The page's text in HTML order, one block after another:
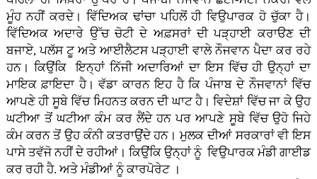
ਮੂੰਹ ਨਹੀਂ ਕਰਦੇ। ਵਿੱਦਿਅਕ ਢਾਂਚਾ ਪਹਿਲੋਂ ਹੀ ਵਿਉਪਾਰਕ ਹੋ ਚੁੱਕਾ ਹੈ।
ਵਿੱਦਿਅਕ ਅਦਾਰੇ ਉੱਚ ਚੋਟੀ ਦੇ ਅਫ਼ਸਰਾਂ ਦੀ ਪੜ੍ਹਾਈ ਕਰਾੳਣ ਦੀ
ਬਜਾਏ, ਪਲੱਸ ਟੂ ਅਤੇ ਆਈਲੈਟਸ ਪੜ੍ਹਾਈ ਵਾਲੇ ਨੌਜਵਾਨ ਪੈਦਾ ਕਰ ਰਹੇ
ਹਨ। ਕਿਉਂਕਿ ਇਨ੍ਹਾਂ ਨਿੱਜੀ ਅਦਾਰਿਆਂ ਦਾ ਇਸ ਵਿੱਚ ਹੀ ਉਨ੍ਹਾਂ ਦਾ
ਮਾਇਕ ਫ਼ਾਇਦਾ ਹੈ। ਵੱਡਾ ਕਾਰਨ ਇਹ ਹੈ ਕਿ ਪੰਜਾਬ ਦੇ ਨੌਜਵਾਨਾਂ ਵਿੱਚ
ਆਪਣੇ ਹੀ ਸੂਬੇ ਵਿੱਚ ਮਿਹਨਤ ਕਰਨ ਦੀ ਘਾਟ ਹੈ। ਵਿਦੇਸ਼ਾਂ ਵਿੱਚ ਜਾ ਕੇ ਉਹ
ਘਟੀਆ ਤੋਂ ਘਟੀਆ ਕੰਮ ਕਰ ਲੈਂਦੇ ਹਨ ਪਰ ਆਪਣੇ ਸੂਬੇ ਵਿੱਚ ਉਹੋ ਜਿਹੇ
ਕੰਮ ਕਰਨ ਤੋਂ ਉਹ ਕੰਨੀ ਕਤਰਾਉਂਦੇ ਹਨ। ਮੁਲਕ ਦੀਆਂ ਸਰਕਾਰਾਂ ਵੀ ਇਸ
ਪਾਸੇ ਤਵੱਜੋ ਨਹੀਂ ਦੇ ਰਹੀਆਂ। ਕਿਉਂਕਿ ਉਨ੍ਹਾਂ ਨੂੰ ਵਿਉਪਾਰਕ ਮੰਡੀ ਗਾਈਡ
ਕਰ ਰਹੀ ਹੈ. ਅਤੇ ਮੰਡੀਆਂ ਨੂੰ ਕਾਰਪੋਰੇਟ ।